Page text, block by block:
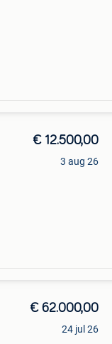
€ 12.500,00
3 aug 26
€ 62.000,00
24 jul 26